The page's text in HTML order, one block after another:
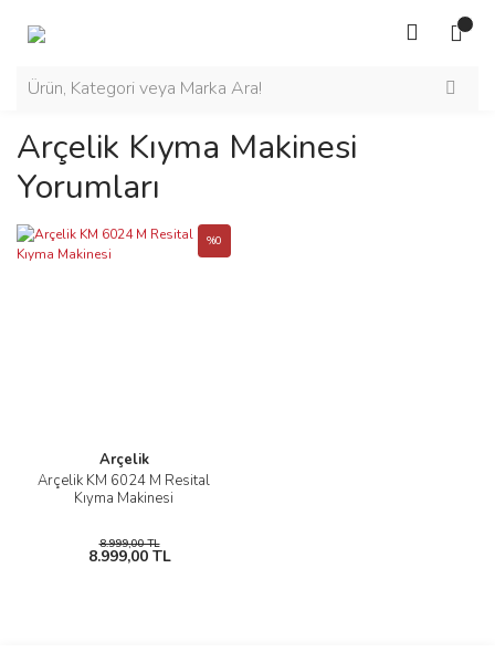
Arçelik Kıyma Makinesi
Yorumları
Arçelik
Arçelik KM 6024 M Resital
Kıyma Makinesi
%0
8.999,00 TL
8.999,00 TL